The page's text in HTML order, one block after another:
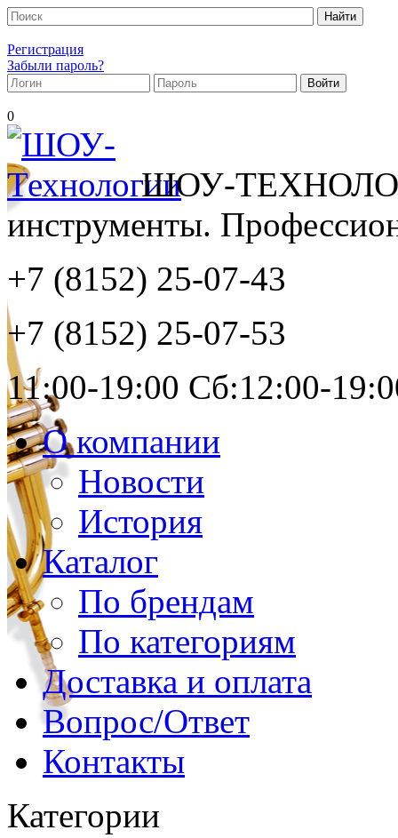
Регистрация
Забыли пароль?
0
ШОУ-
инструменты.
+7 (8152) 25-07-43
+7 (8152) 25-07-53
11:00-19:00 Сб:12:00-
О компании
Новости
История
Каталог
По брендам
По категориям
Доставка и оплата
Вопрос/Ответ
Контакты
Категории